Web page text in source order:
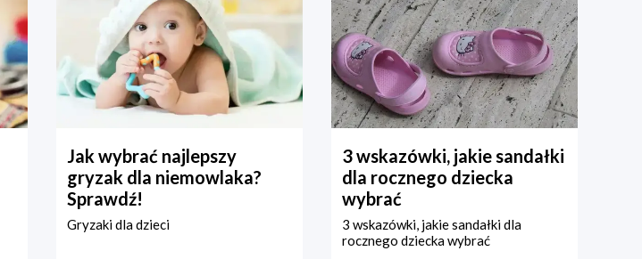
Jak wybrać najlepszy
gryzak dla niemowlaka?
Sprawdź!
Gryzaki dla dzieci
3 wskazówki, jakie sandałki
dla rocznego dziecka
wybrać
3 wskazówki, jakie sandałki dla
rocznego dziecka wybrać